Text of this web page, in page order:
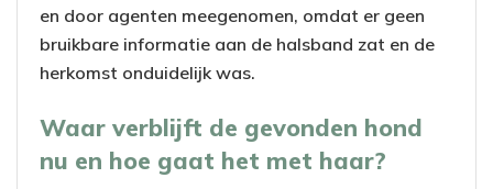
en door agenten meegenomen, omdat er geen
bruikbare informatie aan de halsband zat en de
herkomst onduidelijk was.
Waar verblijft de gevonden hond
nu en hoe gaat het met haar?